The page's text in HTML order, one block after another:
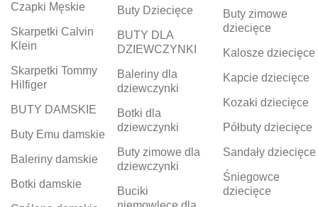
Czapki Męskie
Skarpetki Calvin
Klein
Skarpetki Tommy
Hilfiger
BUTY DAMSKIE
Buty Emu damskie
Baleriny damskie
Botki damskie
Buty Dziecięce
BUTY DLA
DZIEWCZYNKI
Baleriny dla
dziewczynki
Botki dla
dziewczynki
Buty zimowe dla
dziewczynki
Buciki
Buty zimowe
dziecięce
Kalosze dziecięce
Kapcie dziecięce
Kozaki dziecięce
Półbuty dziecięce
Sandały dziecięce
Śniegowce
dziecięce